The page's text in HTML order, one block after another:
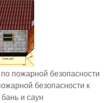
пожарной безопасности
безопасности к
и саун